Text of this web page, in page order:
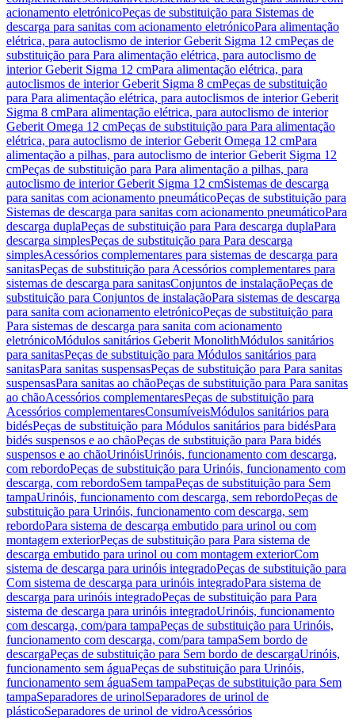
acionamento eletrónicoPeças de substituição para Sistemas de
descarga para sanitas com acionamento eletrónicoPara alimentação
elétrica, para autoclismo de interior Geberit Sigma 12 cmPeças de
substituição para Para alimentação elétrica, para autoclismo de
interior Geberit Sigma 12 cmPara alimentação elétrica, para
autoclismos de interior Geberit Sigma 8 cmPeças de substituição
para Para alimentação elétrica, para autoclismos de interior Geberit
Sigma 8 cmPara alimentação elétrica, para autoclismo de interior
Geberit Omega 12 cmPeças de substituição para Para alimentação
elétrica, para autoclismo de interior Geberit Omega 12 cmPara
alimentação a pilhas, para autoclismo de interior Geberit Sigma 12
cmPeças de substituição para Para alimentação a pilhas, para
autoclismo de interior Geberit Sigma 12 cmSistemas de descarga
para sanitas com acionamento pneumáticoPeças de substituição para
Sistemas de descarga para sanitas com acionamento pneumáticoPara
descarga duplaPeças de substituição para Para descarga duplaPara
descarga simplesPeças de substituição para Para descarga
simplesAcessórios complementares para sistemas de descarga para
sanitasPeças de substituição para Acessórios complementares para
sistemas de descarga para sanitasConjuntos de instalaçãoPeças de
substituição para Conjuntos de instalaçãoPara sistemas de descarga
para sanita com acionamento eletrónicoPeças de substituição para
Para sistemas de descarga para sanita com acionamento
eletrónicoMódulos sanitários Geberit MonolithMódulos sanitários
para sanitasPeças de substituição para Módulos sanitários para
sanitasPara sanitas suspensasPeças de substituição para Para sanitas
suspensasPara sanitas ao chãoPeças de substituição para Para sanitas
ao chãoAcessórios complementaresPeças de substituição para
Acessórios complementaresConsumíveisMódulos sanitários para
bidésPeças de substituição para Módulos sanitários para bidésPara
bidés suspensos e ao chãoPeças de substituição para Para bidés
suspensos e ao chãoUrinóisUrinóis, funcionamento com descarga,
com rebordoPeças de substituição para Urinóis, funcionamento com
descarga, com rebordoSem tampaPeças de substituição para Sem
tampaUrinóis, funcionamento com descarga, sem rebordoPeças de
substituição para Urinóis, funcionamento com descarga, sem
rebordoPara sistema de descarga embutido para urinol ou com
montagem exteriorPeças de substituição para Para sistema de
descarga embutido para urinol ou com montagem exteriorCom
sistema de descarga para urinóis integradoPeças de substituição para
Com sistema de descarga para urinóis integradoPara sistema de
descarga para urinóis integradoPeças de substituição para Para
sistema de descarga para urinóis integradoUrinóis, funcionamento
com descarga, com/para tampaPeças de substituição para Urinóis,
funcionamento com descarga, com/para tampaSem bordo de
descargaPeças de substituição para Sem bordo de descargaUrinóis,
funcionamento sem águaPeças de substituição para Urinóis,
funcionamento sem águaSem tampaPeças de substituição para Sem
tampaSeparadores de urinolSeparadores de urinol de
plásticoSeparadores de urinol de vidroAcessórios